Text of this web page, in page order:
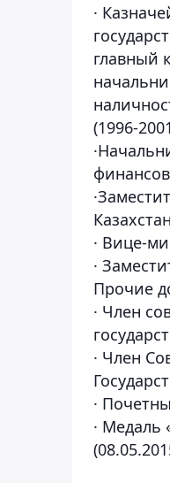
·
главный
(1996-
· Вице-
·
Прочие
· Член
· Член
·
· Медаль